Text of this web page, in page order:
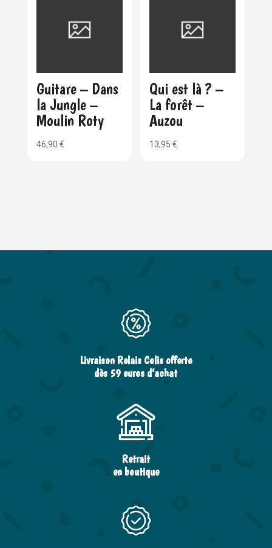
Guitare – Dans
la Jungle –
Moulin Roty
46,90 €
Qui est là ? –
La forêt –
Auzou
13,95€
Livraison Relais Colis offerte
dès 59 euros d’achat
Retrait
en boutique